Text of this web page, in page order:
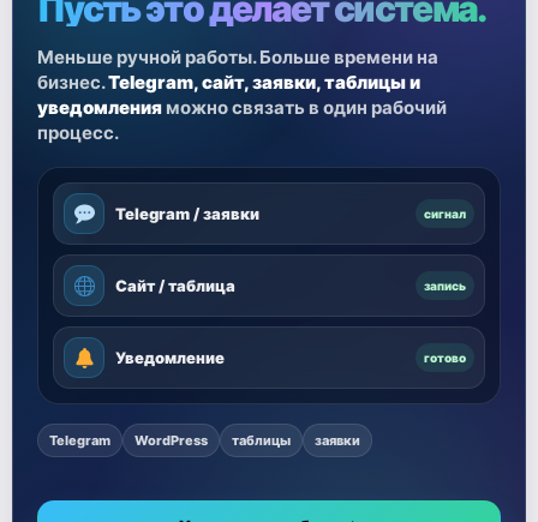
Меньше ручной работы. Больше времени на
бизнес.Telegram, сайт, заявки, таблицы и
уведомления можно связать в один рабочий
процесс.
Telegram / заявки сигнал
Сайт / таблица запись
Уведомление готово
Telegram WordPress таблицы заявки